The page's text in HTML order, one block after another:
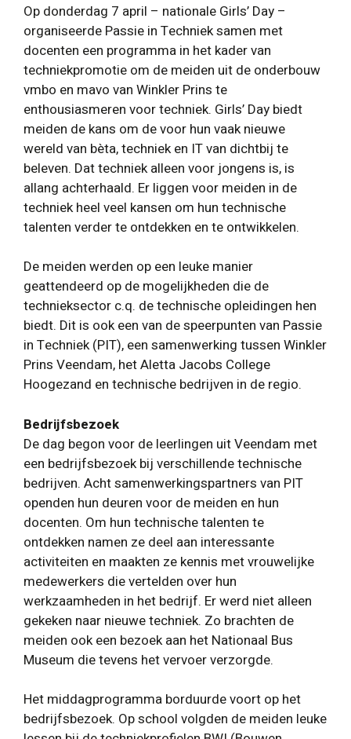
Op donderdag 7 april – nationale Girls’ Day –
organiseerde Passie in Techniek samen met
docenten een programma in het kader van
techniekpromotie om de meiden uit de onderbouw
vmbo en mavo van Winkler Prins te
enthousiasmeren voor techniek. Girls’ Day biedt
meiden de kans om de voor hun vaak nieuwe
wereld van bèta, techniek en IT van dichtbij te
beleven. Dat techniek alleen voor jongens is, is
allang achterhaald. Er liggen voor meiden in de
techniek heel veel kansen om hun technische
talenten verder te ontdekken en te ontwikkelen.
De meiden werden op een leuke manier
geattendeerd op de mogelijkheden die de
technieksector c.q. de technische opleidingen hen
biedt. Dit is ook een van de speerpunten van Passie
in Techniek (PIT), een samenwerking tussen Winkler
Prins Veendam, het Aletta Jacobs College
Hoogezand en technische bedrijven in de regio.
Bedrijfsbezoek
De dag begon voor de leerlingen uit Veendam met
een bedrijfsbezoek bij verschillende technische
bedrijven. Acht samenwerkingspartners van PIT
openden hun deuren voor de meiden en hun
docenten. Om hun technische talenten te
ontdekken namen ze deel aan interessante
activiteiten en maakten ze kennis met vrouwelijke
medewerkers die vertelden over hun
werkzaamheden in het bedrijf. Er werd niet alleen
gekeken naar nieuwe techniek. Zo brachten de
meiden ook een bezoek aan het Nationaal Bus
Museum die tevens het vervoer verzorgde.
Het middagprogramma borduurde voort op het
bedrijfsbezoek. Op school volgden de meiden leuke